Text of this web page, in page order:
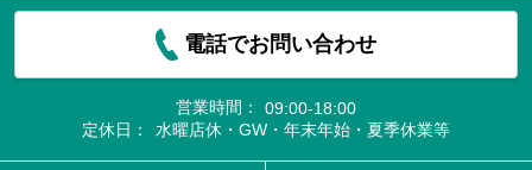
電話でお問い合わせ
営業時間：
09:00-18:00
定休日：
水曜店休・GW・年末年始・夏季休業等